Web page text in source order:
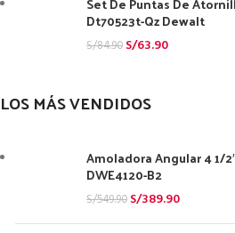
Dt70523t-Qz Dewalt
S/84.90 S/63.90
LOS MÁS VENDIDOS
Amoladora Angular 4 1/
DWE4120-B2
S/549.90 S/389.90